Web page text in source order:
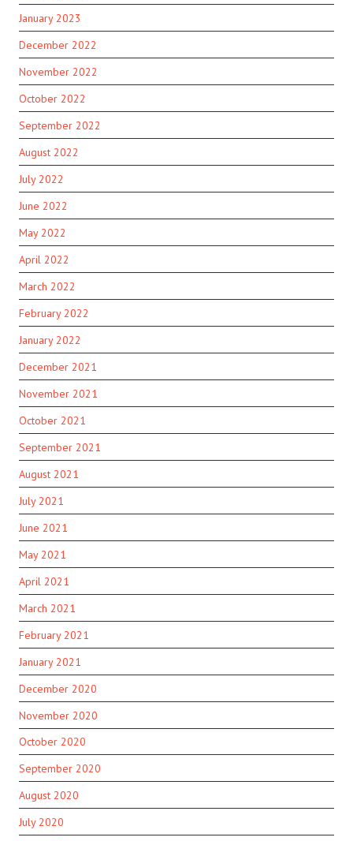
January 2023
December 2022
November 2022
October 2022
September 2022
August 2022
July 2022
June 2022
May 2022
April 2022
March 2022
February 2022
January 2022
December 2021
November 2021
October 2021
September 2021
August 2021
July 2021
June 2021
May 2021
April 2021
March 2021
February 2021
January 2021
December 2020
November 2020
October 2020
September 2020
August 2020
July 2020